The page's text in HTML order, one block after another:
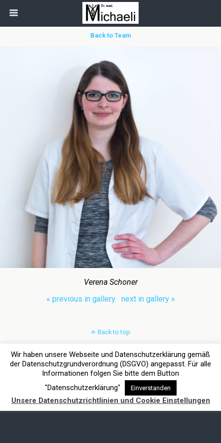
Back to Team
Verena Schoner
« previous in gallery
next in gallery »
Back to top
Mobile Desktop
Wir haben unsere Webseite und Datenschutzerklärung gemäß
der Datenschutzgrundverordnung (DSGVO) angepasst. Für alle
Informationen folgen Sie bitte dem Button
"Datenschutzerklärung"
Einverstanden
Unsere Datenschutzrichtlinien und Cookie Einstellungen